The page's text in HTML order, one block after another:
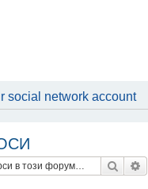
social network account